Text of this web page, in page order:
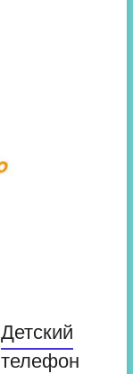
Детский
телефон